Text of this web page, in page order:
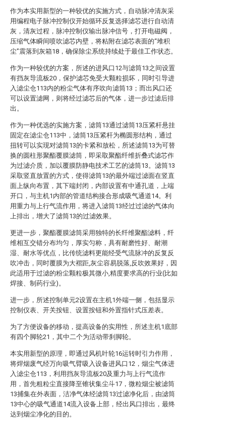
作为本实用新型的一种较优的实施方式，自动脉冲清灰采
用编程电子脉冲控制仪开始循环反复选择滤芯进行自动清
灰，清灰过程，脉冲控制仪输出脉冲信号，打开电磁阀，
压缩气体瞬间喷吹滤芯内壁，将粘附在滤芯表面的“堆积
尘”震落到灰箱18，确保除尘系统持续处于最佳工作状态。
作为一种较优的方案，所述的进风口12与滤筒13之间设置
有挡灰导流板20，保护滤芯免受大颗粒损坏，同时引导进
入滤尘仓113内的粉尘气体有序吹向滤筒13；而出风口还
可以设置滤网，则将经过滤芯后的气体，进一步过滤后排
出。
作为一种优选的实施方案，滤筒13通过滤筒13压紧杆悬挂
固定在滤尘仓113中，滤筒13压紧杆为椭圆形结构，通过
扭转可以实现对滤筒13的卡紧和放松，所述滤筒13为可替
换的圆柱形聚酯覆膜滤筒，即采取聚酯纤维折叠式滤芯作
为过滤介质，加以覆膜防静电技术工艺的滤筒13。滤筒13
采取竖直放置的方式，使得滤筒13的最外端过滤面在竖直
面上纵向布置，其下端封闭，内部设置有中通孔道，上端
开口，与主机1内部的管道结构接合形成吸气通道14。利
用重力与上行气流作用，将进入滤筒13经过过滤的气体向
上排出，增大了滤筒13的过滤效果。
更进一步，聚酯覆膜滤筒采用独特的长纤维聚酯滤料，纤
维相互交错分布均匀，厚实匀称，具有耐磨性好、耐潮
湿、耐水等优点，比传统滤料更能经受气流脉冲的反复反
吹冲击，同时覆膜为大褶距,灰尘容易脱落,反吹效果好，因
此适用于过滤的粉尘颗粒极其微小,精度要求高的行业(比如
焊接、制药行业)。
进一步，所述控制单元2设置在主机1外端一侧，包括显示
控制仪表、开关按钮、设置按钮和外置指针式压差表。
为了方便设备的移动，提高设备的实用性，所述主机1底部
有四个脚轮21，其中二个为活动带刹脚轮。
本实用新型的原理，即通过风机叶轮16运转时引力作用，
将焊烟废气经万向吸气臂吸入设备进风口12，烟尘气体进
入滤尘仓113，利用挡灰导流板20及重力与上行气流作
用，首先粗粒尘直接降至锥状集尘斗17，微粒烟尘被滤筒
13捕集在外表面，洁净气体经滤筒13过滤净化后，由滤筒
13中心的吸气通道14流入设备上部，经出风口排出，最终
达到烟尘净化的目的。